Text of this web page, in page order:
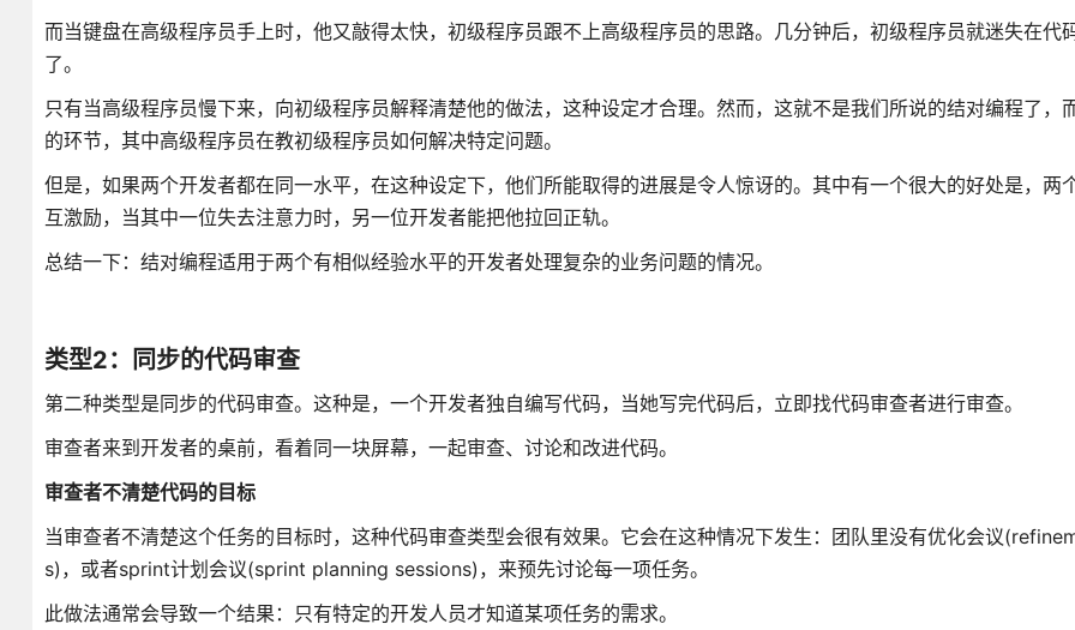
而当键盘在高级程序员手上时，他又敲得太快，初级程序员跟不上高级程序员的思路。几分钟后，初级程序员就迷失在代
了。
只有当高级程序员慢下来，向初级程序员解释清楚他的做法，这种设定才合理。然而，这就不是我们所说的结对编程了，
的环节，其中高级程序员在教初级程序员如何解决特定问题。
但是，如果两个开发者都在同一水平，在这种设定下，他们所能取得的进展是令人惊讶的。其中有一个很大的好处是，两
互激励，当其中一位失去注意力时，另一位开发者能把他拉回正轨。
总结一下：结对编程适用于两个有相似经验水平的开发者处理复杂的业务问题的情况。
类型2：同步的代码审查
第二种类型是同步的代码审查。这种是，一个开发者独自编写代码，当她写完代码后，立即找代码审查者进行审查。
审查者来到开发者的桌前，看着同一块屏幕，一起审查、讨论和改进代码。
审查者不清楚代码的目标
当审查者不清楚这个任务的目标时，这种代码审查类型会很有效果。它会在这种情况下发生：团队里没有优化会议
s)，或者sprint计划会议(sprint planning sessions)，来预先讨论每一项任务。
此做法通常会导致一个结果：只有特定的开发人员才知道某项任务的需求。